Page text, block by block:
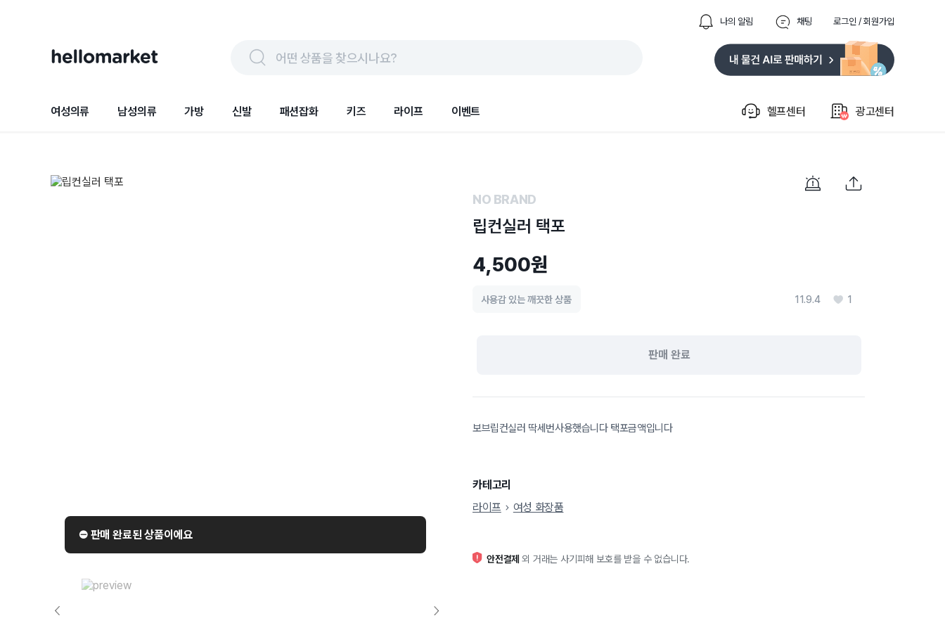
나의 알림 채팅 로그인 / 회원가입
어떤 상품을 찾으시나요?
여성의류 남성의류 가방 신발 패션잡화 키즈 라이프 이벤트 헬프센터 광고센터
⛔️ 판매 완료된 상품이에요
NO BRAND
립컨실러 택포
4,500원
11.9.4 1
사용감 있는 깨끗한 상품
판매 완료
보브립컨실러 딱세번사용했습니다 택포금액입니다
카테고리
라이프
여성 화장품
안전결제 외 거래는 사기피해 보호를 받을 수 없습니다.